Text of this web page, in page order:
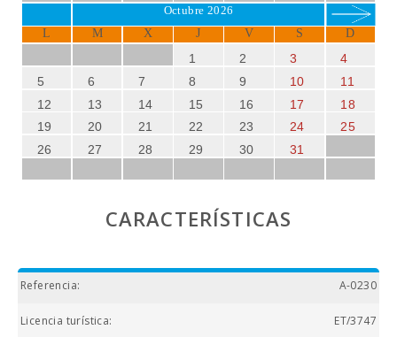
Octubre 2026
L M X J V S D
1 2 3
4
5
6 7 8 9 10
11
12
13 14 15 16 17
18
19
20 21 22 23 24
25
26
27 28 29 30 31
CARACTERÍSTICAS
Referencia: A-0230
Licencia turística: ET/3747